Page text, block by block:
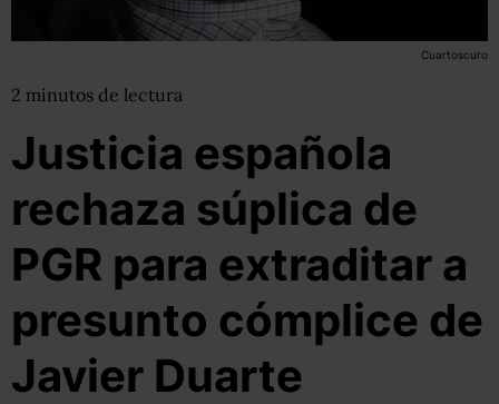
Cuartoscuro
2 minutos de lectura
Justicia española
rechaza súplica de
PGR para extraditar a
presunto cómplice de
Javier Duarte